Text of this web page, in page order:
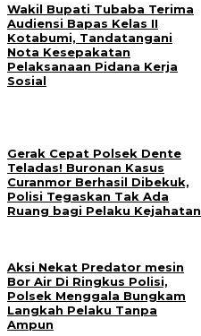
Wakil Bupati Tubaba Terima
Audiensi Bapas Kelas II
Kotabumi, Tandatangani
Nota Kesepakatan
Pelaksanaan Pidana Kerja
Sosial
Gerak Cepat Polsek Dente
Teladas! Buronan Kasus
Curanmor Berhasil Dibekuk,
Polisi Tegaskan Tak Ada
Ruang bagi Pelaku Kejahatan
Aksi Nekat Predator mesin
Bor Air Di Ringkus Polisi,
Polsek Menggala Bungkam
Langkah Pelaku Tanpa
Ampun